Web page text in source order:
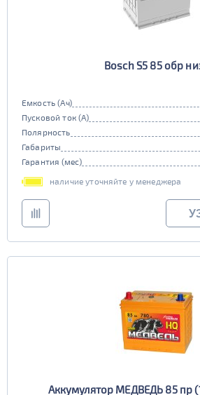
Bosch S5 85 обр
Емкость (Ач)
Пусковой ток (А)
Полярность
Габариты
Гарантия (мес)
наличие уточняйте у менеджера
Аккумулятор МЕДВЕДЬ 85 пр